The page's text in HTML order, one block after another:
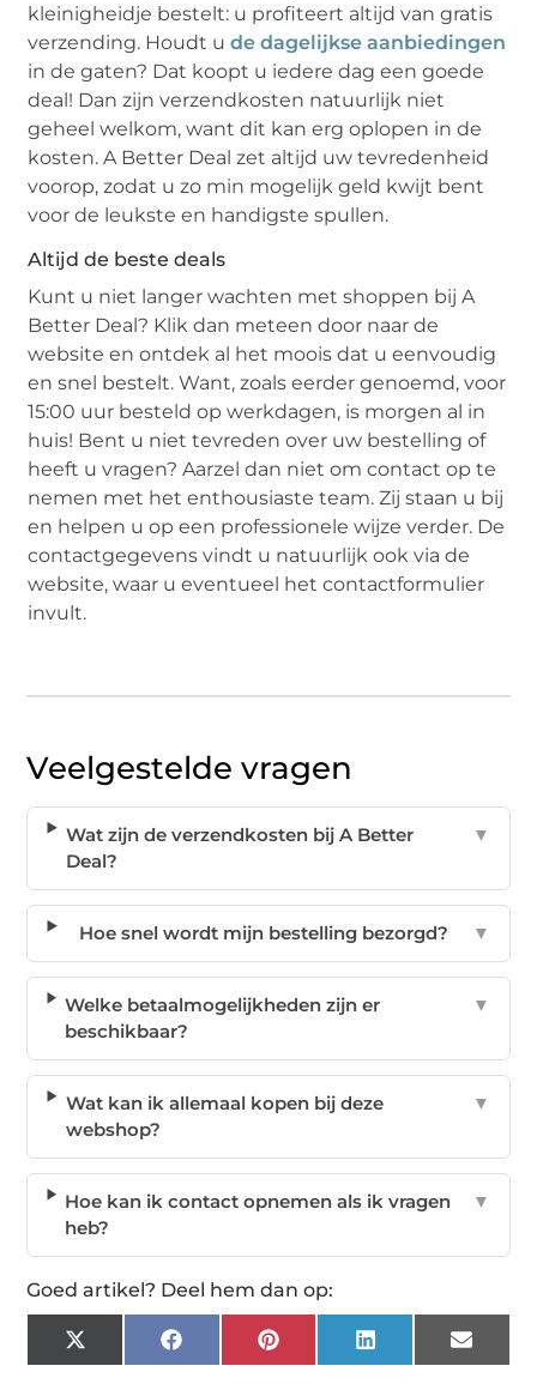
kleinigheidje bestelt: u profiteert altijd van gratis
verzending. Houdt ude dagelijkse aanbiedingen
in de gaten? Dat koopt u iedere dag een goede
deal! Dan zijn verzendkosten natuurlijk niet
geheel welkom, want dit kan erg oplopen in de
kosten. A Better Deal zet altijd uw tevredenheid
voorop, zodat u zo min mogelijk geld kwijt bent
voor de leukste en handigste spullen.
Altijd de beste deals
Kunt u niet langer wachten met shoppen bij A
Better Deal? Klik dan meteen door naar de
website en ontdek al het moois dat u eenvoudig
en snel bestelt. Want, zoals eerder genoemd, voor
15:00 uur besteld op werkdagen, is morgen al in
huis! Bent u niet tevreden over uw bestelling of
heeft u vragen? Aarzel dan niet om contact op te
nemen met het enthousiaste team. Zij staan u bij
en helpen u op een professionele wijze verder. De
contactgegevens vindt u natuurlijk ook via de
website, waar u eventueel het contactformulier
invult.
Veelgestelde vragen
Wat zijn de verzendkosten bij A Better
Deal?
▼
Hoe snel wordt mijn bestelling bezorgd? ▼
Welke betaalmogelijkheden zijn er
beschikbaar?
▼
Wat kan ik allemaal kopen bij deze
webshop?
▼
Hoe kan ik contact opnemen als ik vragen
heb?
▼
Goed artikel? Deel hem dan op:
X
(Twitter)
FacebookPinterest LinkedIn Email